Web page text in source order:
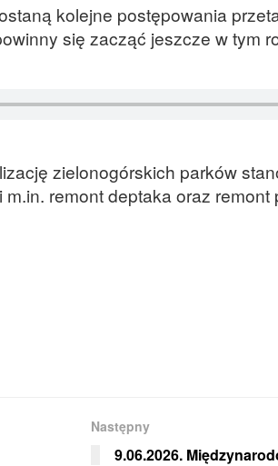
kolejne postępowania
się zacząć jeszcze w tym
zielonogórskich parków
remont deptaka oraz
Następny
9.06.2026.